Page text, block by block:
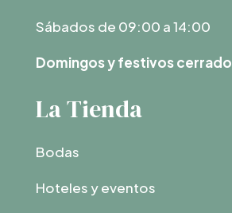
Sábados de 09:00 a 14:00
Domingos y festivos cerrado
La Tienda
Bodas
Hoteles y eventos